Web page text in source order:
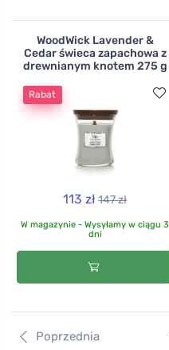
WoodWick Lavender &
Cedar świeca zapachowa z
drewnianym knotem 275 g
Rabat
113 zł 147 zł
W magazynie - Wysyłamy w ciągu 3
dni
Poprzednia